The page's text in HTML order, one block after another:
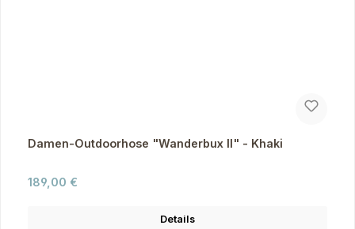
Damen-Outdoorhose "Wanderbux II" - Khaki
Regulärer Preis:
189,00 €
Details